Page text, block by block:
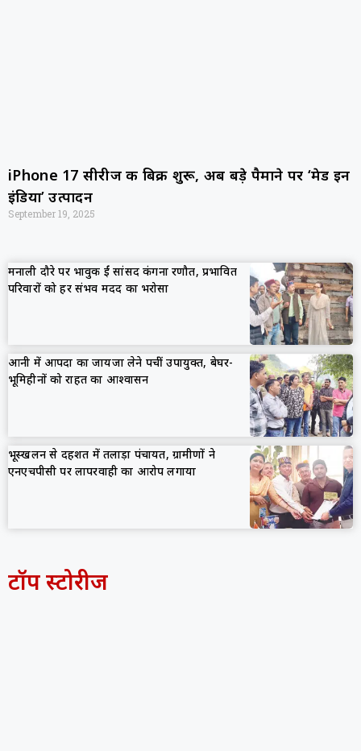
iPhone 17 सीरीज की बिक्री शुरू, अब बड़े पैमाने पर ‘मेड इन
इंडिया’ उत्पादन
September 19, 2025
मनाली दौरे पर भावुक हुईं सांसद कंगना रणौत, प्रभावित
परिवारों को हर संभव मदद का भरोसा
आनी में आपदा का जायजा लेने पहुंचीं उपायुक्त, बेघर-
भूमिहीनों को राहत का आश्वासन
भूस्खलन से दहशत में तलाड़ा पंचायत, ग्रामीणों ने
एनएचपीसी पर लापरवाही का आरोप लगाया
टॉप स्टोरीज